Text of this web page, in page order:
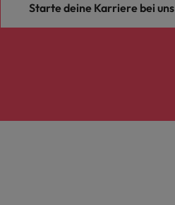
Starte deine Karriere bei uns